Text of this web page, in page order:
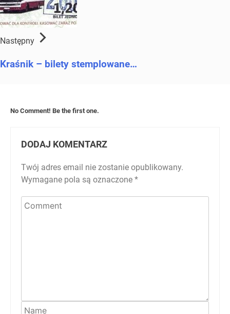
Następny
Kraśnik – bilety stemplowane…
No Comment! Be the first one.
DODAJ KOMENTARZ
Twój adres email nie zostanie opublikowany.
Wymagane pola są oznaczone *